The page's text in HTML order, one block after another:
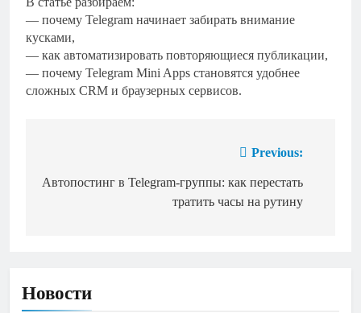
— почему Telegram начинает забирать внимание
кусками,
— как автоматизировать повторяющиеся публикации,
— почему Telegram Mini Apps становятся удобнее
сложных CRM и браузерных сервисов.
по
Previous:
Автопостинг в Telegram-группы: как перестать
тратить часы на рутину
Новости